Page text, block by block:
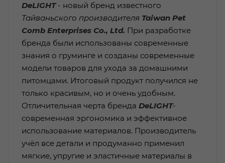
DeLIGHT- новый бренд известного
Тайваньского производителя Taiwan Pet
Comb Enterprises Co., Ltd. При разработке
бренда были использованы современные
знания о груминге и созданы современные
модели товаров для ухода за домашними
питомцами. Итоговый продукт получился не
только красивым, но и очень удобным.
Отличительная черта бренда DeLIGHT-
современная эргономика и эффективное
использование материалов. Производитель
учёл все детали и продуманно применил
мягкие, упругие и эластичные материалы в